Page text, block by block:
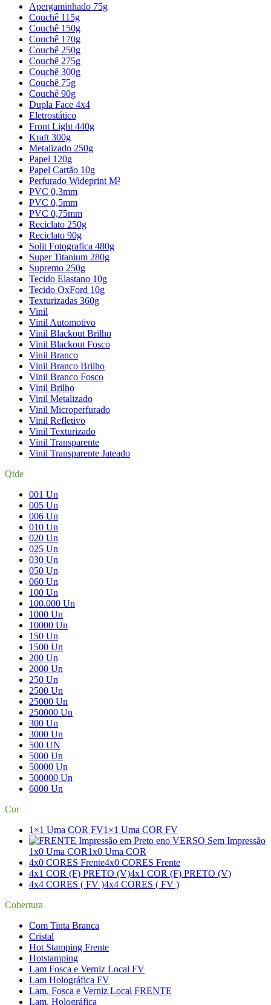
Apergaminhado 75g
Couchê 115g
Couchê 150g
Couchê 170g
Couchê 250g
Couchê 275g
Couchê 300g
Couchê 75g
Couchê 90g
Dupla Face 4x4
Eletrostático
Front Light 440g
Kraft 300g
Metalizado 250g
Papel 120g
Papel Cartão 10g
Perfurado Wideprint M²
PVC 0,3mm
PVC 0,5mm
PVC 0,75mm
Reciclato 250g
Reciclato 90g
Solit Fotografica 480g
Super Titanium 280g
Supremo 250g
Tecido Elastano 10g
Tecido OxFord 10g
Texturizadas 360g
Vinil
Vinil Automotivo
Vinil Blackout Brilho
Vinil Blackout Fosco
Vinil Branco
Vinil Branco Brilho
Vinil Branco Fosco
Vinil Brilho
Vinil Metalizado
Vinil Microperfurado
Vinil Refletivo
Vinil Texturizado
Vinil Transparente
Vinil Transparente Jateado
Qtde
001 Un
005 Un
006 Un
010 Un
020 Un
025 Un
030 Un
050 Un
060 Un
100 Un
100.000 Un
1000 Un
10000 Un
150 Un
1500 Un
200 Un
2000 Un
250 Un
2500 Un
25000 Un
250000 Un
300 Un
3000 Un
500 UN
5000 Un
50000 Un
500000 Un
6000 Un
Cor
1×1 Uma COR FV1×1 Uma COR FV
1x0 Uma COR1x0 Uma COR
4x0 CORES Frente4x0 CORES Frente
4x1 COR (F) PRETO (V)4x1 COR (F) PRETO (V)
4x4 CORES ( FV )4x4 CORES ( FV )
Cobertura
Com Tinta Branca
Cristal
Hot Stamping Frente
Hotstamping
Lam Fosca e Verniz Local FV
Lam Holográfica FV
Lam. Fosca e Verniz Local FRENTE
Lam. Holográfica